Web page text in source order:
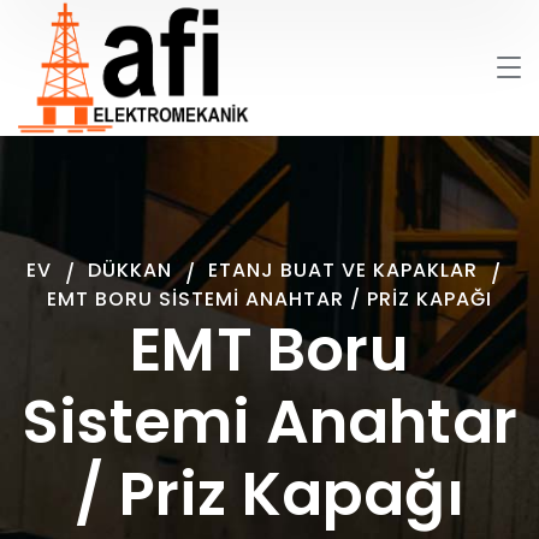
EMT Boru
Sistemi Anahtar
/ Priz Kapağı
EV DÜKKAN
ETANJ BUAT VE KAPAKLAR
EMT BORU SISTEMI ANAHTAR / PRIZ KAPAĞI